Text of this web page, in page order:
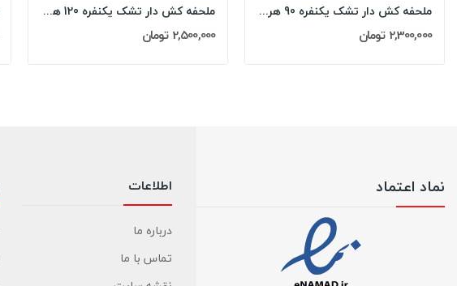
ملحفه کش دار تشک یکنفره 120 هرمس HERMES رنگ: GRI
2,500,000 تومان
ملحفه کش دار تشک یکنفره 90 هرمس HERMES رنگ: KAHVE
2,300,000 تومان
نماد اعتماد اطلاعات
درباره ما
تماس با ما